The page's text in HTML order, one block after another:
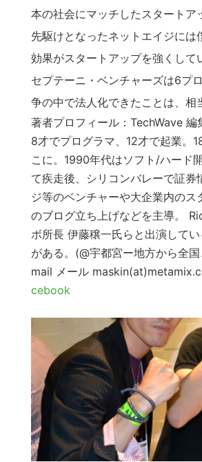
本の社会にマッチしたスタートア
先駆けとなったネットエイジに
効果がスタートアップを強くして
セプテーニ・ベンチャーズは6プ
争の中で法人化できたことは、相
著者プロフィール：TechWave 編
8才でプログラマ、12才で起業。
こに。1990年代はソフト/ハード
て疾走後、シリコンバレーで証
ジ等のベンチャーや大企業内の
のブログ立ち上げなどを主導。
ボ所長 伊藤穣一氏らと出演して
がある。(@宇都宮ー地方から全
mail メール
cebook